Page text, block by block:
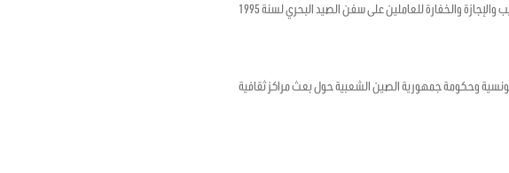
والخفارة للعاملين على سفن الصيد البحري لسنة 1995